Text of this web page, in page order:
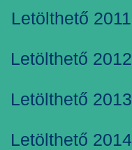
Letölthető
Letölthető
Letölthető
Letölthető